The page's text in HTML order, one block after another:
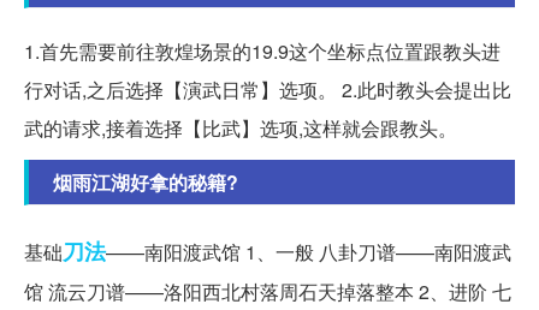
1.首先需要前往敦煌场景的19.9这个坐标点位置跟教头进
行对话,之后选择【演武日常】选项。 2.此时教头会提出比
武的请求,接着选择【比武】选项,这样就会跟教头。
烟雨江湖好拿的秘籍?
基础刀法——南阳渡武馆 1、一般 八卦刀谱——南阳渡武
馆 流云刀谱——洛阳西北村落周石天掉落整本 2、进阶 七